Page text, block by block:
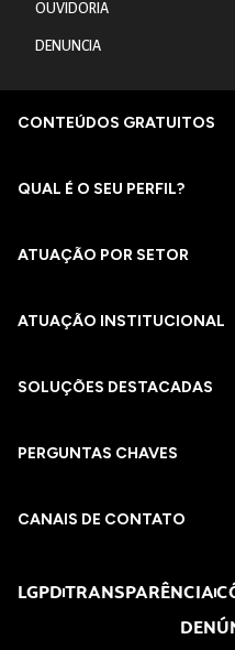
OUVIDORIA
DENUNCIA
CONTEÚDOS GRATUITOS
QUAL É O SEU PERFIL?
ATUAÇÃO POR SETOR
ATUAÇÃO INSTITUCIONAL
SOLUÇÕES DESTACADAS
PERGUNTAS CHAVES​
CANAIS DE CONTATO
LGPDTRANSPARÊNCIA